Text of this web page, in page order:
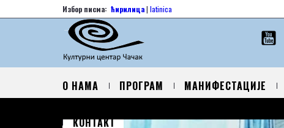
Избор писма: ћирилица| latinica
О НАМА ПРОГРАМ МАНИФЕСТАЦИЈЕ
КОНТАКТ